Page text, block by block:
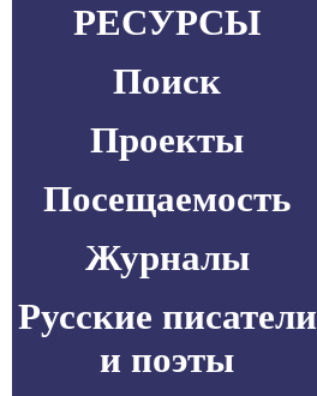
РЕСУРСЫ
Поиск
Проекты
Посещаемость
Журналы
Русские писатели
и поэты